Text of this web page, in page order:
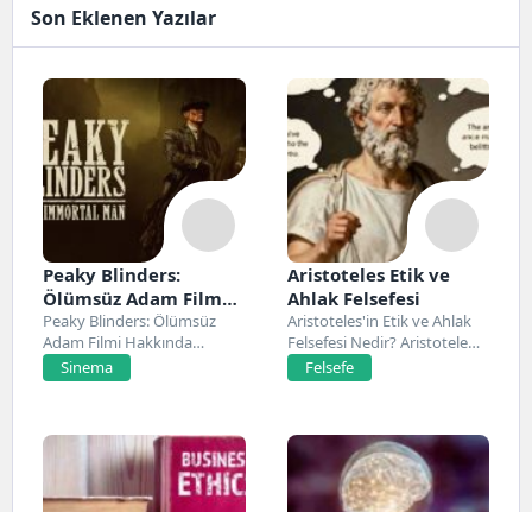
Son Eklenen Yazılar
Peaky Blinders:
Ölümsüz Adam Film
Konusu, Oyuncuları
ve İnceleme
Peaky Blinders: Ölümsüz
Adam Filmi Hakkında
Netflix’te 20 Mart 2026...
Sinema
Aristoteles Etik ve
Ahlak Felsefesi
Aristoteles'in Etik ve Ahlak
Felsefesi Nedir? Aristoteles,
Antik Yunan felsefesinin...
Felsefe